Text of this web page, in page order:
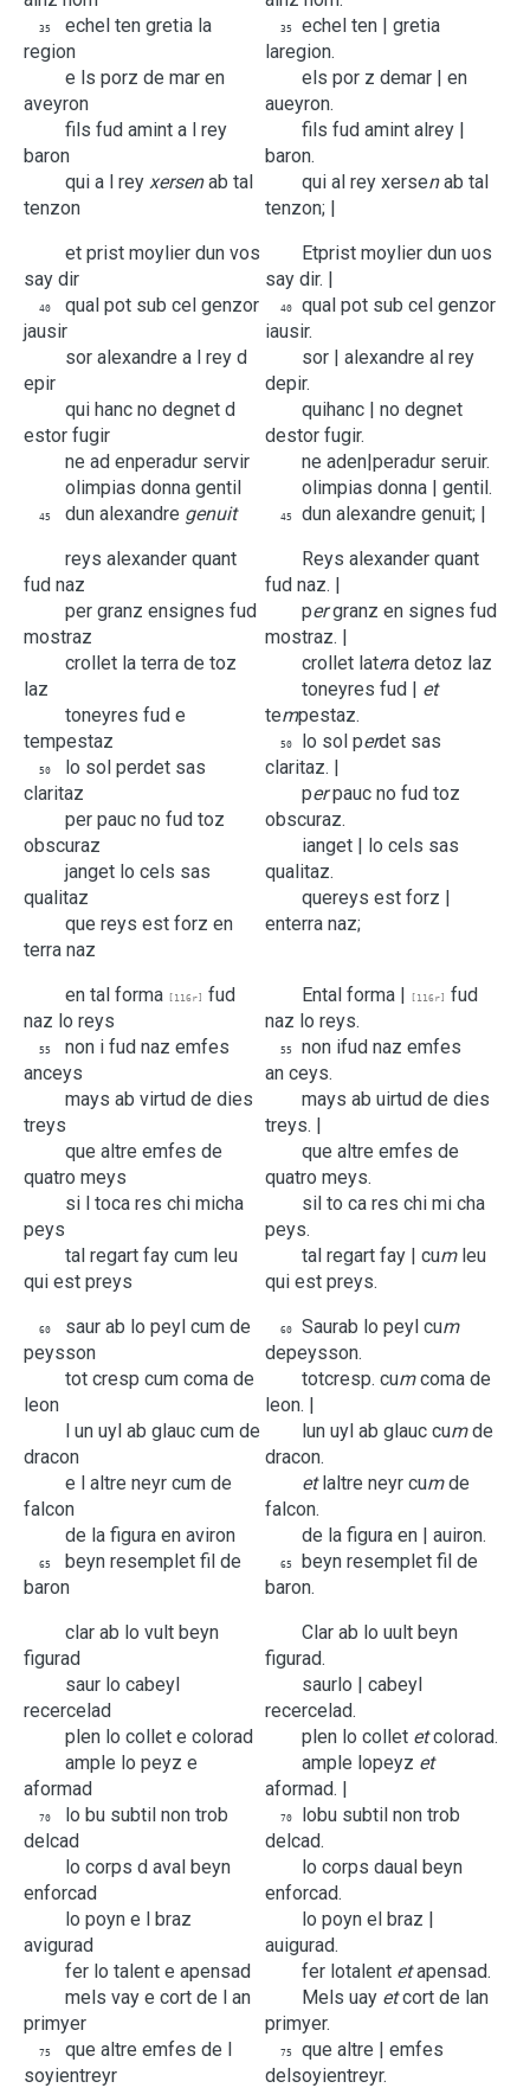
35 echel ten gretia la
region
e ls porz de mar en
aveyron
fils fud amint a l rey
baron
qui a l rey xersen ab tal
tenzon
35 echelten |gretia
laregion.
elspor zdemar |en
aueyron.
filsfudamintalrey |
baron.
quialreyxersen abtal
tenzon; |
et prist moylier dun vos
say dir
40 qual pot sub cel genzor
jausir
sor alexandre a l rey d
epir
qui hanc no degnet d
estor fugir
ne ad enperadur servir
olimpias donna gentil
45 dun alexandre genuit
Etpristmoylierdunuos
say dir. |
40 qualpot subcelgenzor
iausir.
sor |alexandrealrey
depir.
quihanc |nodegnet
destor fugir.
neaden|peradur seruir.
olimpiasdonna |gentil.
45 dunalexandregenuit; |
reys alexander quant
fud naz
per granz ensignes fud
mostraz
crollet la terra de toz
laz
toneyres fud e
tempestaz
50 lo sol perdet sas
claritaz
per pauc no fud toz
obscuraz
janget lo cels sas
qualitaz
que reys est forz en
terra naz
Reysalexanderquant
fud naz. |
per granzen signesfud
mostraz. |
crollet laterradetoz laz
toneyresfud | et
tempestaz.
50 lo solperdet sas
claritaz. |
per paucnofudtoz
obscuraz.
ianget | locels sas
qualitaz.
quereysestforz |
enterra naz;
en tal forma [116r]
fud
naz lo reys
55 non i fud naz emfes
anceys
mays ab virtud de dies
treys
que altre emfes de
quatro meys
si l toca res chi micha
peys
tal regart fay cum leu
qui est preys
Entalforma | [116r]
fud
naz lo reys.
55 non ifudnazemfes
an ceys.
maysabuirtuddedies
treys. |
quealtreemfesde
quatro meys.
silto careschimi cha
peys.
talregartfay |cum leu
qui est preys.
60 saur ab lo peyl cum de
peysson
tot cresp cum coma de
leon
l un uyl ab glauc cum de
dracon
e l altre neyr cum de
falcon
de la figura en aviron
65 beyn resemplet fil de
baron
60 Saurab lopeylcum
depeysson.
totcresp.cum comade
leon. |
lunuylabglauccum de
dracon.
et laltreneyrcum de
falcon.
de lafiguraen |auiron.
65 beynresempletfilde
baron.
clar ab lo vult beyn
figurad
saur lo cabeyl
recercelad
plen lo collet e colorad
ample lo peyz e
aformad
70 lo bu subtil non trob
delcad
lo corps d aval beyn
enforcad
lo poyn e l braz
avigurad
fer lo talent e apensad
mels vay e cort de l an
primyer
75 que altre emfes de l
soyientreyr
Clarab louultbeyn
figurad.
saurlo |cabeyl
recercelad.
plen locollet et colorad.
ample lopeyz et
aformad. |
70 lobu subtilnontrob
delcad.
locorpsdaualbeyn
enforcad.
lopoynelbraz |
auigurad.
fer lotalent et apensad.
Melsuay et cortde lan
primyer.
75 quealtre |emfes
delsoyientreyr.